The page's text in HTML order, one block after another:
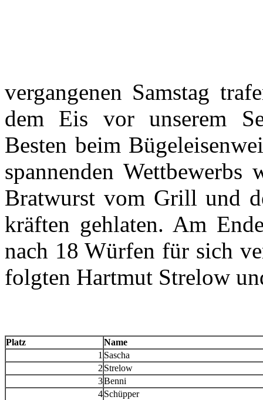
vergangenen Samstag
dem Eis vor unserem
Besten beim
spannenden
Bratwurst vom Grill und
kräften gehlaten. Am
nach 18 Würfen für sich
folgten Hartmut Strelow
Platz
Name
1 Sascha
2 Strelow
3Benni
4Schüpper